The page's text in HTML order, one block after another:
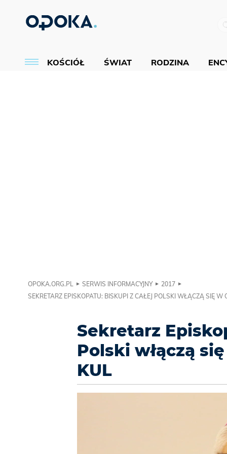
KOŚCIÓŁ ŚWIAT RODZINA
OPOKA.ORG.PL SERWIS INFORMACYJNY
2017
SEKRETARZ EPISKOPATU: BISKUPI Z CAŁEJ POLSKI WŁĄCZĄ SIĘ W
Sekretarz
Polski włączą
KUL